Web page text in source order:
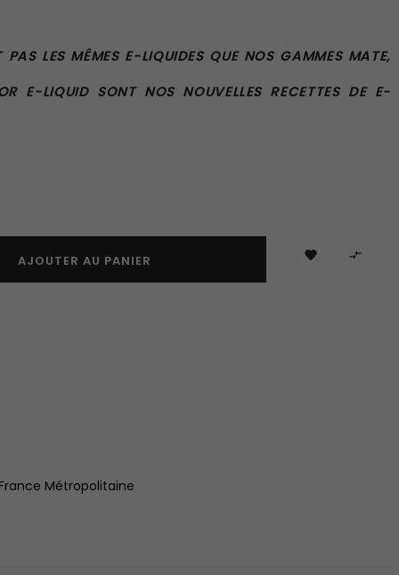
LES MÊMES E-LIQUIDES QUE NOS GAMMES MATE,
E-LIQUID SONT NOS NOUVELLES RECETTES DE E-
AJOUTER AU PANIER  
Métropolitaine